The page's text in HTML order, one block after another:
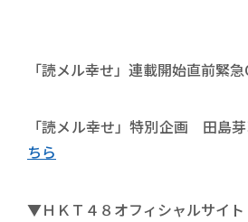
「読メル幸せ」連載開始直前緊
「読メル幸せ」特別企画 田島
ちら
▼ＨＫＴ４８オフィシャルサイト